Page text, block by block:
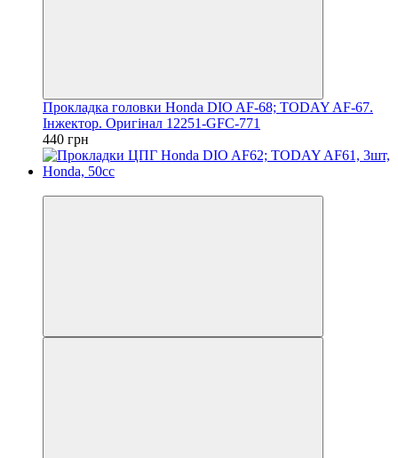
Прокладка головки Honda DIO AF-68; TODAY AF-67.
Інжектор. Оригінал 12251-GFC-771
440 грн